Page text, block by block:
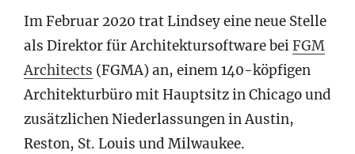
Im Februar 2020 trat Lindsey eine neue Stelle
als Direktor für Architektursoftware beiFGM
Architects (FGMA) an, einem 140-köpfigen
Architekturbüro mit Hauptsitz in Chicago und
zusätzlichen Niederlassungen in Austin,
Reston, St. Louis und Milwaukee.